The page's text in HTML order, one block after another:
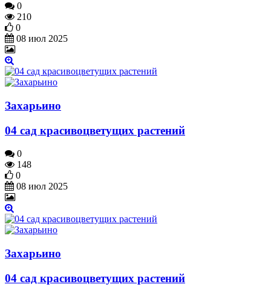
0
210
0
08 июл 2025
Захарьино
04 сад красивоцветущих растений
0
148
0
08 июл 2025
Захарьино
04 сад красивоцветущих растений